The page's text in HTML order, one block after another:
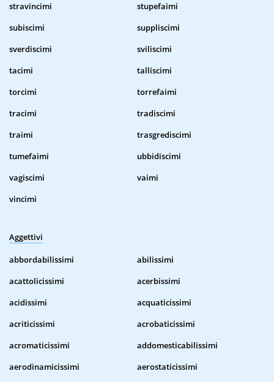
stravincimi
stupefaimi
subiscimi
suppliscimi
sverdiscimi
sviliscimi
tacimi
talliscimi
torcimi
torrefaimi
tracimi
tradiscimi
traimi
trasgrediscimi
tumefaimi
ubbidiscimi
vagiscimi
vaimi
vincimi
Aggettivi
abbordabilissimi
abilissimi
acattolicissimi
acerbissimi
acidissimi
acquaticissimi
acriticissimi
acrobaticissimi
acromaticissimi
addomesticabilissimi
aerodinamicissimi
aerostaticissimi